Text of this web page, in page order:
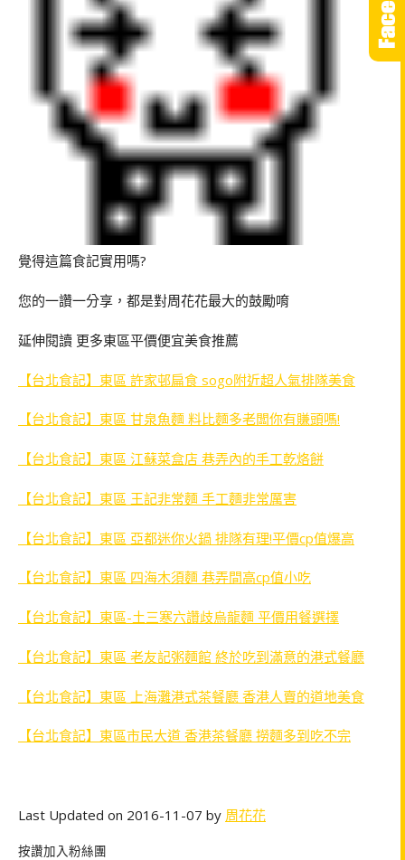
覺得這篇食記實用嗎?
您的一讚一分享，都是對周花花最大的鼓勵唷
延伸閱讀 更多東區平價便宜美食推薦
【台北食記】東區 許家邨扁食 sogo附近超人氣排隊美食
【台北食記】東區 甘泉魚麵 料比麵多老闆你有賺頭嗎!
【台北食記】東區 江蘇菜盒店 巷弄內的手工乾烙餅
【台北食記】東區 王記非常麵 手工麵非常厲害
【台北食記】東區 亞都迷你火鍋 排隊有理!平價cp值爆高
【台北食記】東區 四海木須麵 巷弄間高cp值小吃
【台北食記】東區-土三寒六讚歧烏龍麵 平價用餐選擇
【台北食記】東區 老友記粥麵館 終於吃到滿意的港式餐廳
【台北食記】東區 上海灘港式茶餐廳 香港人賣的道地美食
【台北食記】東區市民大道 香港茶餐廳 撈麵多到吃不完
Last Updated on 2016-11-07 by 周花花
按讚加入粉絲團